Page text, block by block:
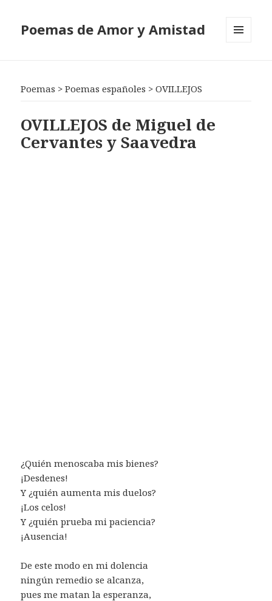
Poemas de Amor y Amistad
Poemas >Poemas españoles >OVILLEJOS
OVILLEJOS de Miguel de
Cervantes y Saavedra
¿Quién menoscaba mis bienes?
¡Desdenes!
Y ¿quién aumenta mis duelos?
¡Los celos!
Y ¿quién prueba mi paciencia?
¡Ausencia!
De este modo en mi dolencia
ningún remedio se alcanza,
pues me matan la esperanza,